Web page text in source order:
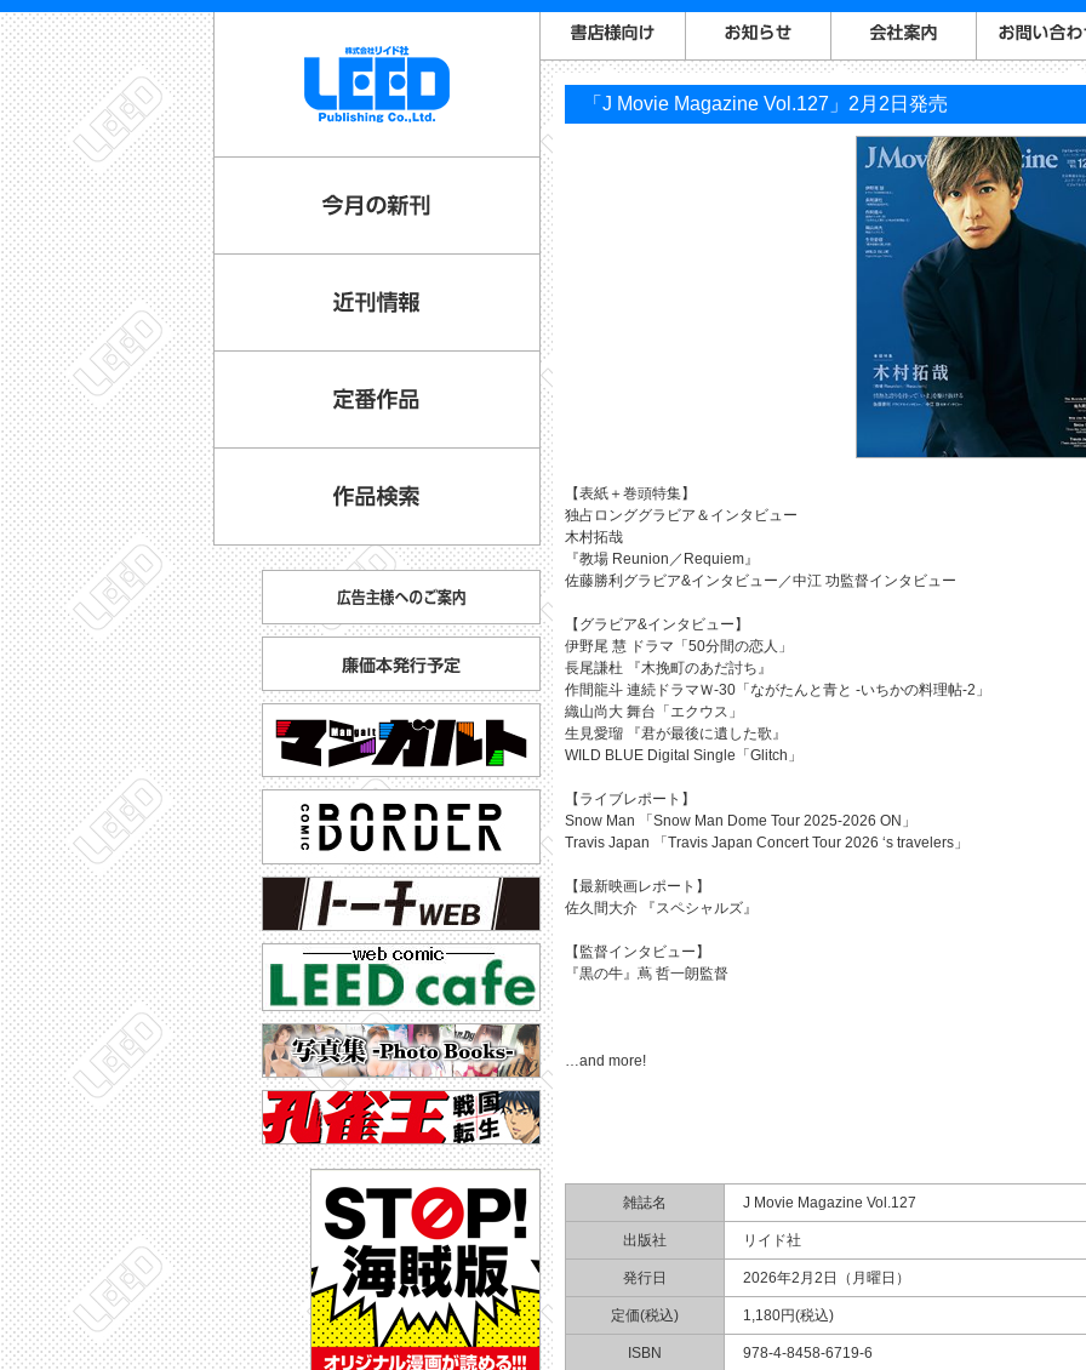
「J Movie Magazine Vol.127」2月2日発売
【表紙＋巻頭特集】
独占ロンググラビア＆インタビュー
木村拓哉
『教場 Reunion／Requiem』
佐藤勝利グラビア&インタビュー／中江 功監督インタビュー
【グラビア&インタビュー】
伊野尾 慧 ドラマ「50分間の恋人」
長尾謙杜 『木挽町のあだ討ち』
作間龍斗 連続ドラマＷ-30「ながたんと青と -いちかの料理帖-2」
織山尚大 舞台「エクウス」
生見愛瑠 『君が最後に遺した歌』
WILD BLUE Digital Single「Glitch」
【ライブレポート】
Snow Man 「Snow Man Dome Tour 2025-2026 ON」
Travis Japan 「Travis Japan Concert Tour 2026 ‘s travelers」
【最新映画レポート】
佐久間大介 『スペシャルズ』
【監督インタビュー】
『黒の牛』蔦 哲一朗監督
…and more!
雑誌名 J Movie Magazine Vol.127
出版社 リイド社
発行日 2026年2月2日（月曜日）
定価(税込) 1,180円(税込)
ISBN 978-4-8458-6719-6